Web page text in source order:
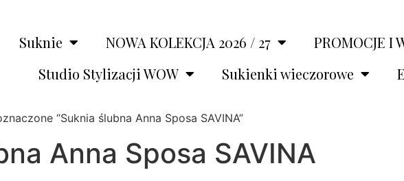
Suknie NOWA KOLEKCJA 2026 / 27
PROMOCJE I
Studio Stylizacji WOW
Sukienki wieczorowe
“Suknia ślubna Anna Sposa SAVINA”
Anna Sposa SAVINA